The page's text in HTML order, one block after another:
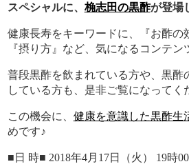
スペシャルに、 桷志田の黒酢が登場
健康長寿をキーワードに、『お酢の
『摂り方』など、気になるコンテン
普段黒酢を飲まれている方や、黒酢
している方も、是非ご覧になってく
この機会に、 健康を意識した黒酢生
めです♪
■日 時■ 2018年4月17日（火） 19時